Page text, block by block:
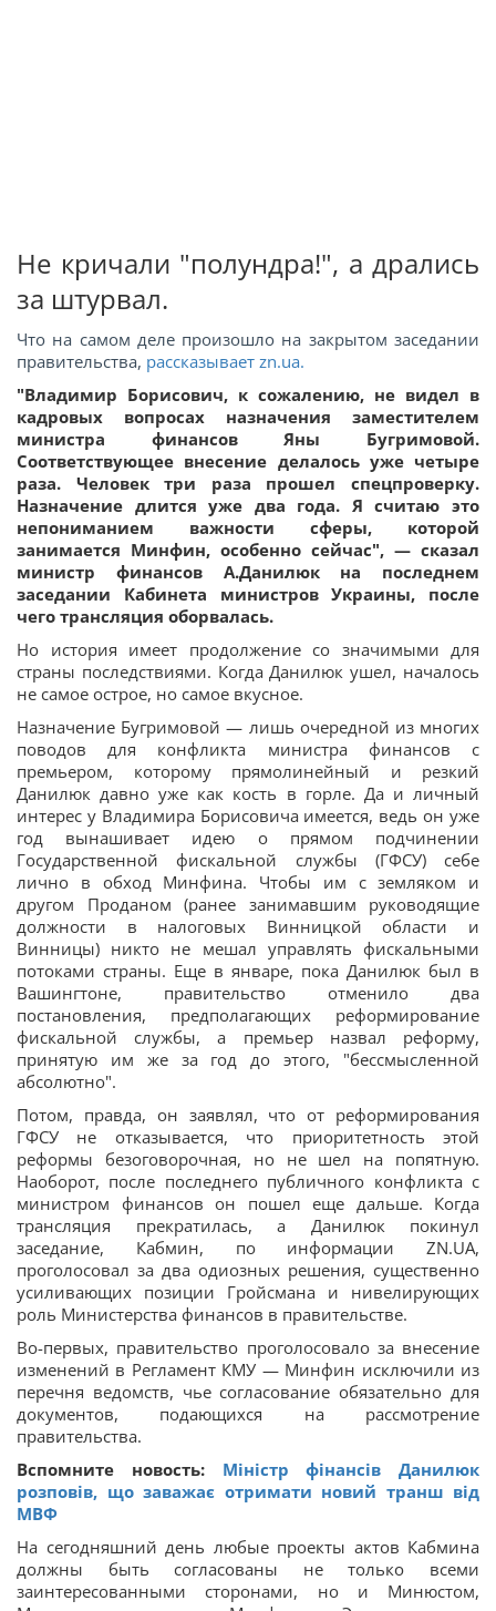
Не кричали "полундра!", а дрались
за штурвал.
Что на самом деле произошло на закрытом заседании
правительства, рассказывает zn.ua.
"Владимир Борисович, к сожалению, не видел в
кадровых вопросах назначения заместителем
министра финансов Яны Бугримовой.
Соответствующее внесение делалось уже четыре
раза. Человек три раза прошел спецпроверку.
Назначение длится уже два года. Я считаю это
непониманием важности сферы, которой
занимается Минфин, особенно сейчас", — сказал
министр финансов А.Данилюк на последнем
заседании Кабинета министров Украины, после
чего трансляция оборвалась.
Но история имеет продолжение со значимыми для
страны последствиями. Когда Данилюк ушел, началось
не самое острое, но самое вкусное.
Назначение Бугримовой — лишь очередной из многих
поводов для конфликта министра финансов с
премьером, которому прямолинейный и резкий
Данилюк давно уже как кость в горле. Да и личный
интерес у Владимира Борисовича имеется, ведь он уже
год вынашивает идею о прямом подчинении
Государственной фискальной службы (ГФСУ) себе
лично в обход Минфина. Чтобы им с земляком и
другом Проданом (ранее занимавшим руководящие
должности в налоговых Винницкой области и
Винницы) никто не мешал управлять фискальными
потоками страны. Еще в январе, пока Данилюк был в
Вашингтоне, правительство отменило два
постановления, предполагающих реформирование
фискальной службы, а премьер назвал реформу,
принятую им же за год до этого, "бессмысленной
абсолютно".
Потом, правда, он заявлял, что от реформирования
ГФСУ не отказывается, что приоритетность этой
реформы безоговорочная, но не шел на попятную.
Наоборот, после последнего публичного конфликта с
министром финансов он пошел еще дальше. Когда
трансляция прекратилась, а Данилюк покинул
заседание, Кабмин, по информации ZN.UA,
проголосовал за два одиозных решения, существенно
усиливающих позиции Гройсмана и нивелирующих
роль Министерства финансов в правительстве.
Во-первых, правительство проголосовало за внесение
изменений в Регламент КМУ — Минфин исключили из
перечня ведомств, чье согласование обязательно для
документов, подающихся на рассмотрение
правительства.
Вспомните новость:Міністр фінансів Данилюк
розповів, що заважає отримати новий транш від
МВФ
На сегодняшний день любые проекты актов Кабмина
должны быть согласованы не только всеми
заинтересованными сторонами, но и Минюстом,